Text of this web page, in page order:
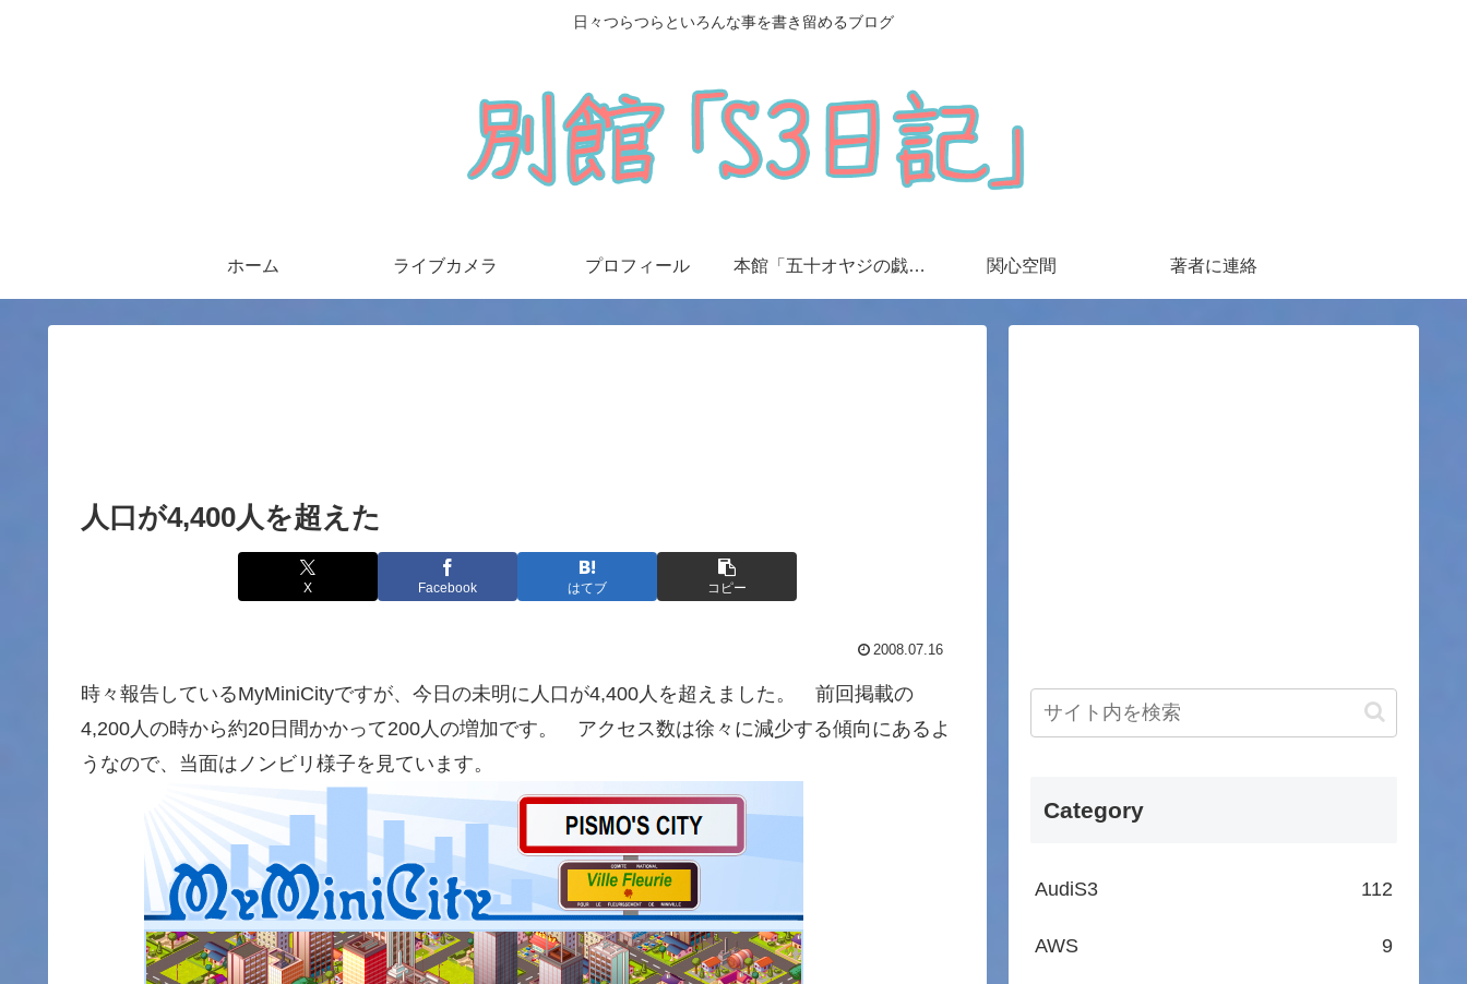
日々つらつらといろんな事を書き留めるブログ
ホーム ライブカメラ プロフィール 本館「五十オヤジの戯言日記」 関心空間 著者に連絡
人口が4,400人を超えた
X Facebook はてブ コピー
2008.07.16
時々報告しているMyMiniCityですが、今日の未明に人口が4,400人を超えました。 前回掲載の
4,200人の時から約20日間かかって200人の増加です。 アクセス数は徐々に減少する傾向にあるよ
うなので、当面はノンビリ様子を見ています。
Category
AudiS3 112
AWS 9